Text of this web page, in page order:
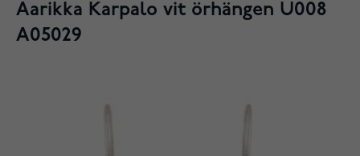
Aarikka Karpalo vit örhängen U008
A05029